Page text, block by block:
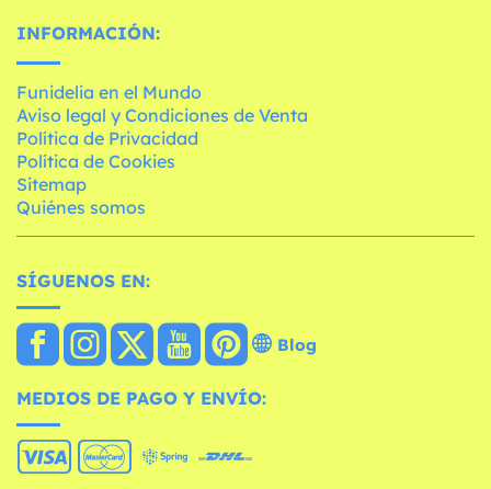
INFORMACIÓN:
Funidelia en el Mundo
Aviso legal y Condiciones de Venta
Política de Privacidad
Política de Cookies
Sitemap
Quiénes somos
SÍGUENOS EN:
Blog
MEDIOS DE PAGO Y ENVÍO: